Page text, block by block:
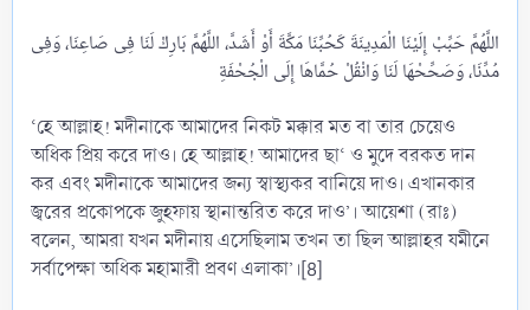
اللَّهُمَّ حَبِّبْ إِلَيْنَا الْمَدِينَةَ كَحُبِّنَا مَكَّةَ أَوْ أَشَدَّ، اللَّهُمَّ بَارِكْ لَنَا فِى صَاعِنَا، وَفِى
‘হে আল্লাহ! মদীনাকে আমাদের নিকট মক্কার মত বা তার চেয়েও
অধিক প্রিয় করে দাও। হে আল্লাহ! আমাদের ছা‘ ও মুদে বরকত দান
কর এবং মদীনাকে আমাদের জন্য স্বাস্থ্যকর বানিয়ে দাও। এখানকার
জ্বরের প্রকোপকে জুহফায় স্থানান্তরিত করে দাও’। আয়েশা (রাঃ)
বলেন, আমরা যখন মদীনায় এসেছিলাম তখন তা ছিল আল্লাহর যমীনে
সর্বাপেক্ষা অধিক মহামারী প্রবণ এলাকা’।[8]